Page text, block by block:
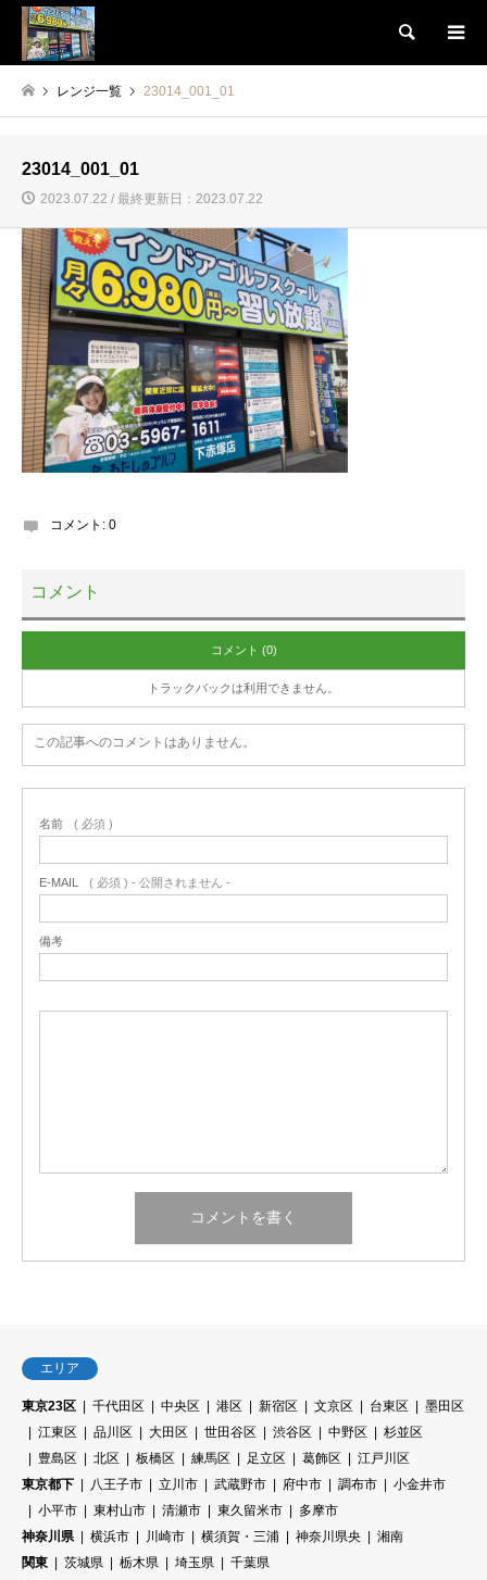
検索
レンジ一覧 23014_001_01
23014_001_01
2023.07.22 / 最終更新日：2023.07.22
コメント: 0
コメント
コメント (0)
トラックバックは利用できません。
この記事へのコメントはありません。
名前 ( 必須 )
E-MAIL ( 必須 ) - 公開されません -
備考
エリア
東京23区 千代田区 中央区 港区 新宿区 文京区 台東区
墨田区
江東区
品川区 大田区 世田谷区 渋谷区 中野区
杉並区
豊島区
北区 板橋区 練馬区 足立区 葛飾区
江戸川区
東京都下
八王子市 立川市 武蔵野市 府中市 調布市
小金井市
小平市
東村山市 清瀬市 東久留米市
多摩市
神奈川県
横浜市 川崎市 横須賀・三浦 神奈川県央
湘南
関東
茨城県 栃木県 埼玉県
千葉県